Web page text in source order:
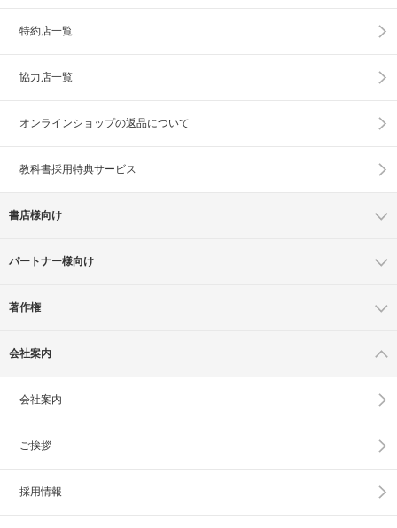
特約店一覧
協力店一覧
オンラインショップの返品について
教科書採用特典サービス
書店様向け
パートナー様向け
著作権
会社案内
会社案内
ご挨拶
採用情報